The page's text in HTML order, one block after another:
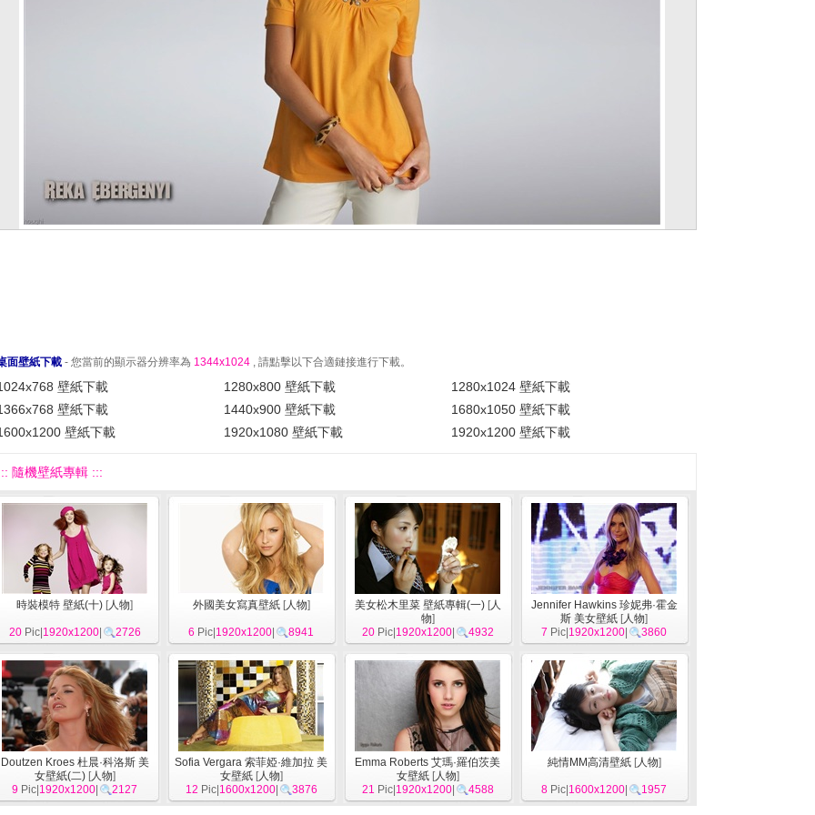
面壁紙下載 - 您當前的顯示器分辨率為 1344x1024 , 請點擊以下合適鏈接進行下載。
壁紙下載 1280x800 壁紙下載
1280x1024 壁紙下載
壁紙下載
1440x900 壁紙下載
1680x1050 壁紙下載
壁紙下載
1920x1080 壁紙下載 1920x1200 壁紙下載
隨機壁紙專輯 :::
時裝模特 壁紙(十) [人物]
20Pic| 1920x1200| 2726
外國美女寫真壁紙[人物]
6 Pic| 1920x1200 8941
美女松木里菜 壁紙專輯(一)[人
物]
20Pic| 1920x1200| 4932
Jennifer Hawkins 珍妮弗·霍金
斯 美女壁紙 [人物]
7 Pic| 1920x1200 3860
Doutzen Kroes 杜晨·科洛斯 美
女壁紙(二)[人物]
9 Pic| 1920x1200 2127
Sofia Vergara 索菲婭·維加拉 美
女壁紙[人物]
12 Pic| 1600x1200| 3876
Emma Roberts 艾瑪·羅伯茨美
女壁紙[人物]
21 Pic| 1920x1200| 4588
純情MM高清壁紙[人物]
8 Pic| 1600x1200 1957